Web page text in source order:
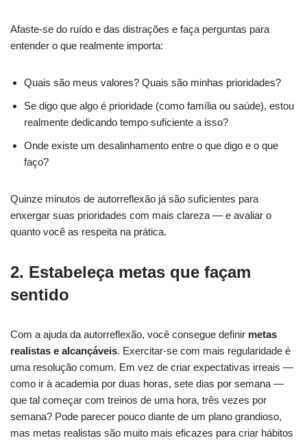
Afaste-se do ruído e das distrações e faça perguntas para
entender o que realmente importa:
Quais são meus valores? Quais são minhas prioridades?
Se digo que algo é prioridade (como família ou saúde), estou
realmente dedicando tempo suficiente a isso?
Onde existe um desalinhamento entre o que digo e o que
faço?
Quinze minutos de autorreflexão já são suficientes para
enxergar suas prioridades com mais clareza — e avaliar o
quanto você as respeita na prática.
2. Estabeleça metas que façam
sentido
Com a ajuda da autorreflexão, você consegue definir metas
realistas e alcançáveis. Exercitar-se com mais regularidade é
uma resolução comum. Em vez de criar expectativas irreais —
como ir à academia por duas horas, sete dias por semana —
que tal começar com treinos de uma hora, três vezes por
semana? Pode parecer pouco diante de um plano grandioso,
mas metas realistas são muito mais eficazes para criar hábitos